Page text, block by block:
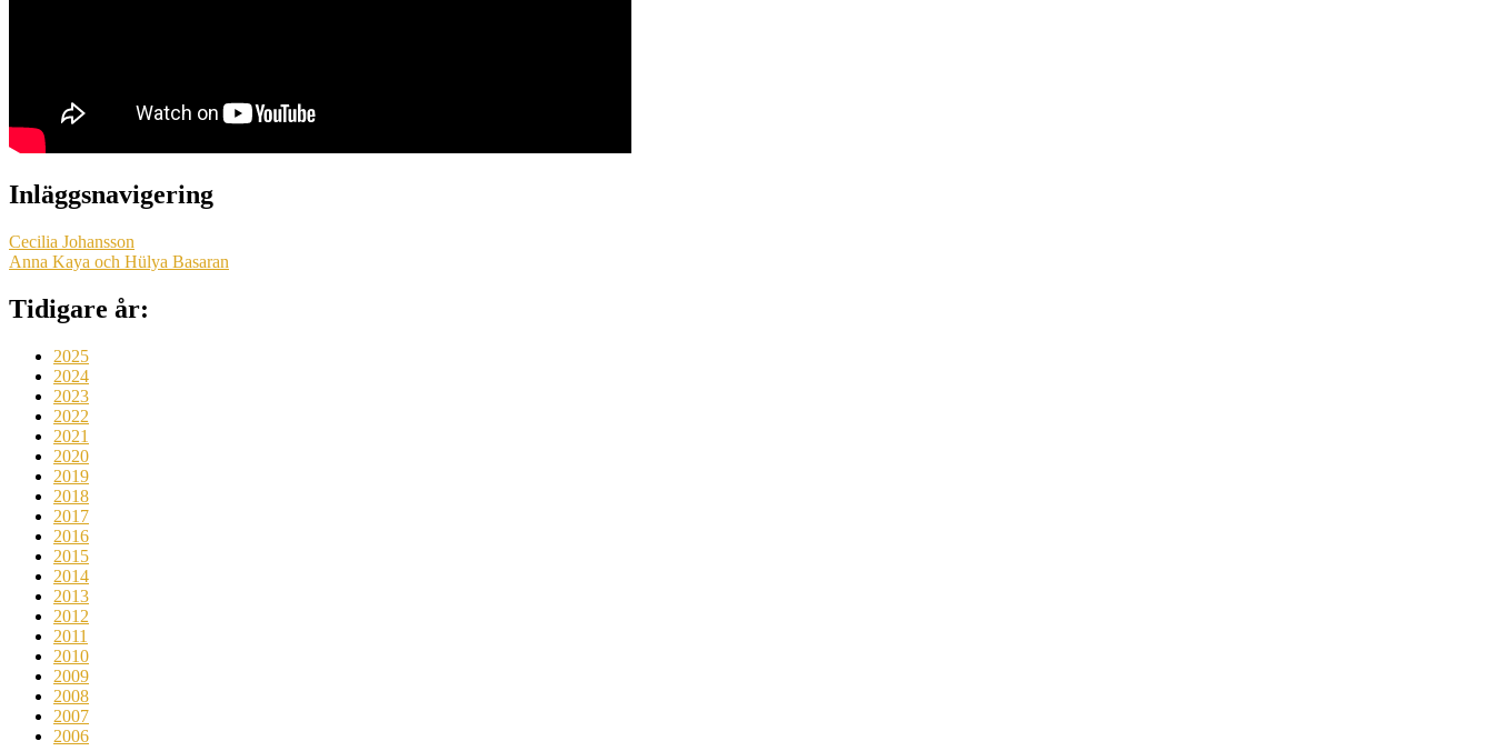
Inläggsnavigering
Cecilia Johansson
Anna Kaya och Hülya Basaran
Tidigare år:
2025
2024
2023
2022
2021
2020
2019
2018
2017
2016
2015
2014
2013
2012
2011
2010
2009
2008
2007
2006